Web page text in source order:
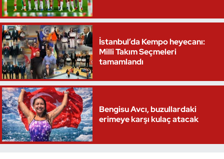
İstanbul’da Kempo heyecanı:
Milli Takım Seçmeleri
tamamlandı
Bengisu Avcı, buzullardaki
erimeye karşı kulaç atacak
Triatlon
Voleybol
Vücut Geliştirme Fitness
Wushu Kungfu
Yelken
Yüzme